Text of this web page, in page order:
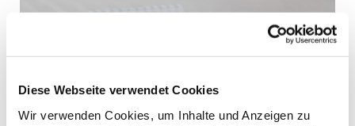
Diese Webseite verwendet Cookies
Wir verwenden Cookies, um Inhalte und Anzeigen zu